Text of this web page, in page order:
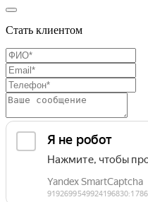
Стать клиентом